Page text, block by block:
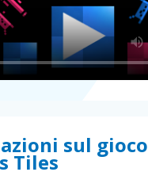
sul gioco
Tiles